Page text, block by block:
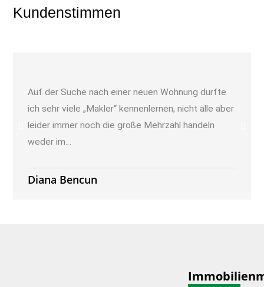
Kundenstimmen
Auf der Suche nach einer neuen Wohnung durfte
ich sehr viele „Makler“ kennenlernen, nicht alle aber
leider immer noch die große Mehrzahl handeln
weder im…
Diana Bencun